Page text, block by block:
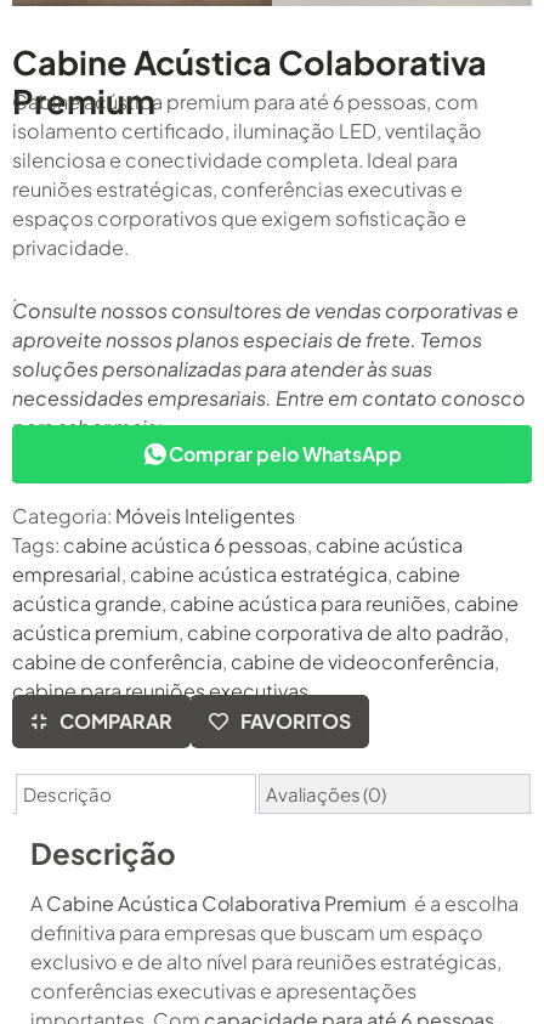
Cabine Acústica Colaborativa
Premium
Cabine acústica premium para até 6 pessoas, com
isolamento certificado, iluminação LED, ventilação
silenciosa e conectividade completa. Ideal para
reuniões estratégicas, conferências executivas e
espaços corporativos que exigem sofisticação e
privacidade.
.
Consulte nossos consultores de vendas corporativas e
aproveite nossos planos especiais de frete. Temos
soluções personalizadas para atender às suas
necessidades empresariais. Entre em contato conosco
para saber mais:
Comprar pelo WhatsApp
Categoria: Móveis Inteligentes
Tags: cabine acústica 6 pessoas, cabine acústica
empresarial, cabine acústica estratégica, cabine
acústica grande, cabine acústica para reuniões, cabine
acústica premium, cabine corporativa de alto padrão,
cabine de conferência, cabine de videoconferência,
cabine para reuniões executivas
COMPARAR
FAVORITOS
Descrição Avaliações (0)
Descrição
ACabine Acústica Colaborativa Premium é a escolha
definitiva para empresas que buscam um espaço
exclusivo e de alto nível para reuniões estratégicas,
conferências executivas e apresentações